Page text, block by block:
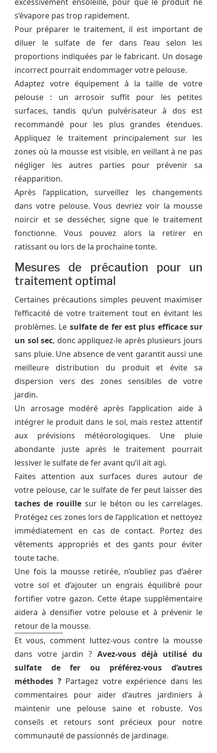
s’évapore pas trop rapidement.
Pour préparer le traitement, il est important de
diluer le sulfate de fer dans l’eau selon les
proportions indiquées par le fabricant. Un dosage
incorrect pourrait endommager votre pelouse.
Adaptez votre équipement à la taille de votre
pelouse : un arrosoir suffit pour les petites
surfaces, tandis qu’un pulvérisateur à dos est
recommandé pour les plus grandes étendues.
Appliquez le traitement principalement sur les
zones où la mousse est visible, en veillant à ne pas
négliger les autres parties pour prévenir sa
réapparition.
Après l’application, surveillez les changements
dans votre pelouse. Vous devriez voir la mousse
noircir et se dessécher, signe que le traitement
fonctionne. Vous pouvez alors la retirer en
ratissant ou lors de la prochaine tonte.
Mesures de précaution pour un
traitement optimal
Certaines précautions simples peuvent maximiser
l’efficacité de votre traitement tout en évitant les
problèmes. Le sulfate de fer est plus efficace sur
un sol sec, donc appliquez-le après plusieurs jours
sans pluie. Une absence de vent garantit aussi une
meilleure distribution du produit et évite sa
dispersion vers des zones sensibles de votre
jardin.
Un arrosage modéré après l’application aide à
intégrer le produit dans le sol, mais restez attentif
aux prévisions météorologiques. Une pluie
abondante juste après le traitement pourrait
lessiver le sulfate de fer avant qu’il ait agi.
Faites attention aux surfaces dures autour de
votre pelouse, car le sulfate de fer peut laisser des
taches de rouille sur le béton ou les carrelages.
Protégez ces zones lors de l’application et nettoyez
immédiatement en cas de contact. Portez des
vêtements appropriés et des gants pour éviter
toute tache.
Une fois la mousse retirée, n’oubliez pas d’aérer
votre sol et d’ajouter un engrais équilibré pour
fortifier votre gazon. Cette étape supplémentaire
aidera à densifier votre pelouse et à prévenir le
retour de la mousse.
Et vous, comment luttez-vous contre la mousse
dans votre jardin ? Avez-vous déjà utilisé du
sulfate de fer ou préférez-vous d’autres
méthodes ?Partagez votre expérience dans les
commentaires pour aider d’autres jardiniers à
maintenir une pelouse saine et robuste. Vos
conseils et retours sont précieux pour notre
communauté de passionnés de jardinage.